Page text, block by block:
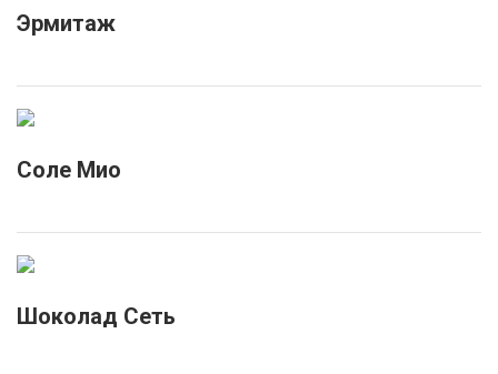
Эрмитаж
Соле Мио
Шоколад Сеть